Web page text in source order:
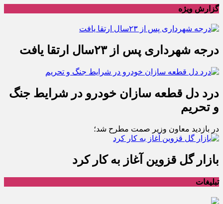
گزارش ویژه
درجه شهرداری پس از ۲۳سال ارتقا یافت
درد دل قطعه سازان خودرو در شرایط جنگ
و تحریم
در بازدید معاون وزیر صمت مطرح شد؛
بازار گل قزوین آغاز به کار کرد
تبلیغات